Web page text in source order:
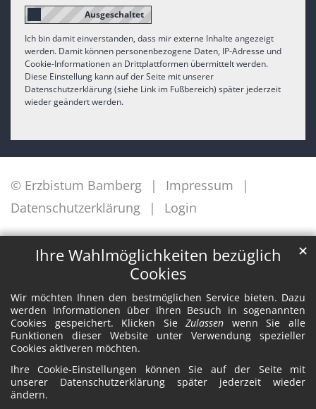
Ihre Wahlmöglichkeiten bezüglich
Cookies
Wir möchten Ihnen den bestmöglichen Service bieten. Dazu
werden Informationen über Ihren Besuch in sogenannten
Cookies gespeichert. Klicken SieZulassen wenn Sie alle
Funktionen dieser Website unter Verwendung spezieller
Cookies aktiveren möchten.
Ihre Cookie-Einstellungen können Sie auf der Seite mit
unserer Datenschutzerklärung später jederzeit wieder
ändern.
✕
Ich bin damit einverstanden, dass mir externe Inhalte angezeigt
werden. Damit können personenbezogene Daten, IP-Adresse und
Cookie-Informationen an Drittplattformen übermittelt werden.
Diese Einstellung kann auf der Seite mit unserer
Datenschutzerklärung (siehe Link im Fußbereich) später jederzeit
wieder geändert werden.
© Erzbistum Bamberg
Impressum
Datenschutzerklärung
Login